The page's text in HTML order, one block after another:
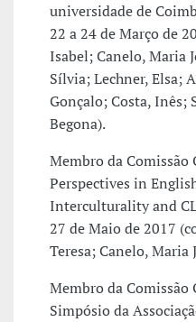
universidade de
22 a 24 de Março de
Isabel; Canelo, Maria
Sílvia; Lechner, Elsa;
Gonçalo; Costa, Inês;
Begona).
Membro da Comissão
Perspectives in
Interculturality and
27 de Maio de 2017
Teresa; Canelo, Maria
Membro da Comissão
Simpósio da